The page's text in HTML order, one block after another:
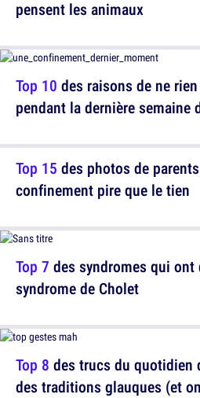
Top 10 des raisons de ne
pendant la dernière semaine
Top 7 des syndromes qui
syndrome de Cholet
pensent les animaux
Top 15 des photos de
confinement pire que le tien
Top 8 des trucs du quotidien
des traditions glauques (et